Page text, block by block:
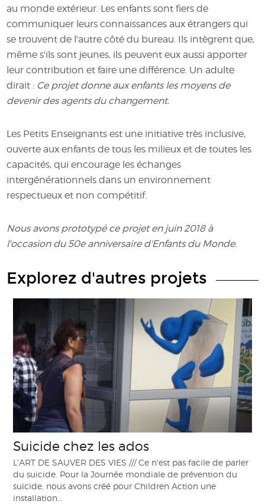
au monde extérieur. Les enfants sont fiers de
communiquer leurs connaissances aux étrangers qui
se trouvent de l'autre côté du bureau. Ils intègrent que,
même s'ils sont jeunes, ils peuvent eux aussi apporter
leur contribution et faire une différence. Un adulte
dirait : Ce projet donne aux enfants les moyens de
devenir des agents du changement.
Les Petits Enseignants est une initiative très inclusive,
ouverte aux enfants de tous les milieux et de toutes les
capacités, qui encourage les échanges
intergénérationnels dans un environnement
respectueux et non compétitif.
Nous avons prototypé ce projet en juin 2018 à
l'occasion du 50e anniversaire d'Enfants du Monde.
Explorez d'autres projets
Suicide chez les ados
L'ART DE SAUVER DES VIES /// Ce n'est pas facile de parler
du suicide. Pour la Journée mondiale de prévention du
suicide, nous avons créé pour Children Action une
installation…